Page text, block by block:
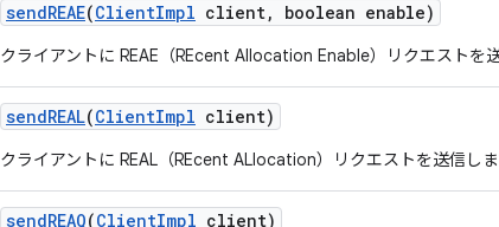
sendREAE(ClientImpl client, boolean enable)
クライアントに REAE（REcent Allocation Enable）リクエストを送
sendREAL(ClientImpl client)
クライアントに REAL（REcent ALlocation）リクエストを送信しま
sendREAQ(ClientImpl client)